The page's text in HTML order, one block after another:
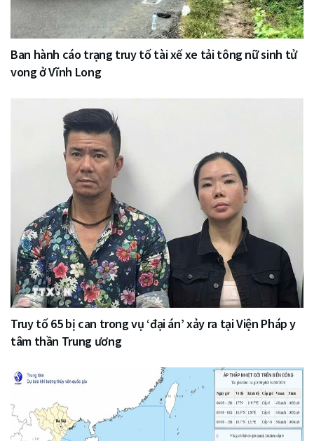
Ban hành cáo trạng truy tố tài xế xe tải tông nữ sinh tử
vong ở Vĩnh Long
Truy tố 65 bị can trong vụ ‘đại án’ xảy ra tại Viện Pháp y
tâm thần Trung ương